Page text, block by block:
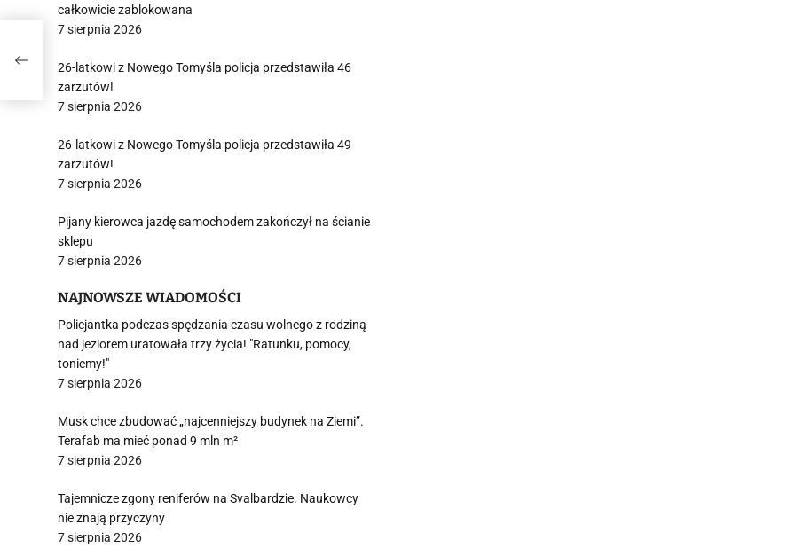
całkowicie zablokowana
7 sierpnia 2026
26-latkowi z Nowego Tomyśla policja przedstawiła 46
zarzutów!
7 sierpnia 2026
26-latkowi z Nowego Tomyśla policja przedstawiła 49
zarzutów!
7 sierpnia 2026
Pijany kierowca jazdę samochodem zakończył na ścianie
sklepu
7 sierpnia 2026
NAJNOWSZE WIADOMOŚCI
Policjantka podczas spędzania czasu wolnego z rodziną
nad jeziorem uratowała trzy życia! "Ratunku, pomocy,
toniemy!"
7 sierpnia 2026
Musk chce zbudować „najcenniejszy budynek na Ziemi”.
Terafab ma mieć ponad 9 mln m²
7 sierpnia 2026
Tajemnicze zgony reniferów na Svalbardzie. Naukowcy
nie znają przyczyny
7 sierpnia 2026